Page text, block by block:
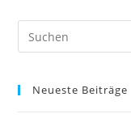
Neueste Beiträge